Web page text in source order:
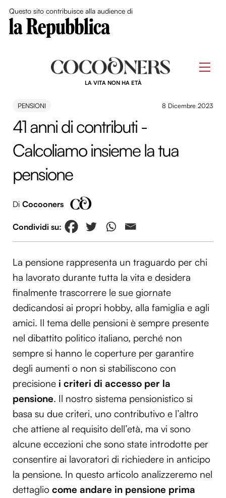
Questo sito contribuisce alla audience di
LA VITA NON HA ETÀ
PENSIONI 8 Dicembre 2023
41 anni di contributi -
Calcoliamo insieme la tua
pensione
Di Cocooners
La pensione rappresenta un traguardo per chi
ha lavorato durante tutta la vita e desidera
finalmente trascorrere le sue giornate
dedicandosi ai propri hobby, alla famiglia e agli
amici. Il tema delle pensioni è sempre presente
nel dibattito politico italiano, perché non
sempre si hanno le coperture per garantire
degli aumenti o non si stabiliscono con
precisione i criteri di accesso per la
pensione. Il nostro sistema pensionistico si
basa su due criteri, uno contributivo e l’altro
che attiene al requisito dell’età, ma vi sono
alcune eccezioni che sono state introdotte per
consentire ai lavoratori di richiedere in anticipo
la pensione. In questo articolo analizzeremo nel
dettaglio come andare in pensione prima